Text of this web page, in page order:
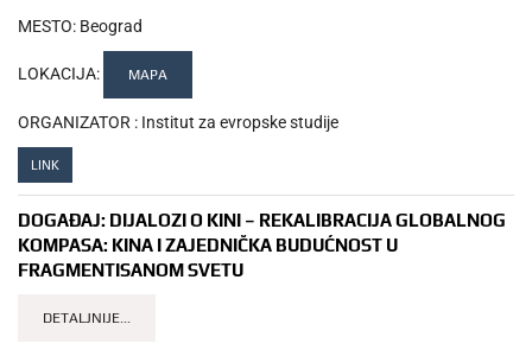
MESTO: Beograd
LOKACIJA: MAPA
ORGANIZATOR : Institut za evropske studije
LINK
DOGAĐAJ: DIJALOZI O KINI – REKALIBRACIJA GLOBALNOG
KOMPASA: KINA I ZAJEDNIČKA BUDUĆNOST U
FRAGMENTISANOM SVETU
DETALJNIJE...